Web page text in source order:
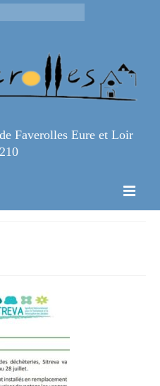
Faverolles Eure et Loir